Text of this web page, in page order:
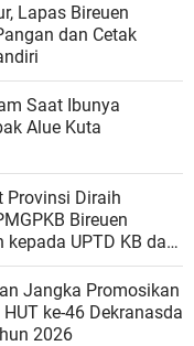
Lapas Bireuen
dan Cetak
Saat Ibunya
Alue Kuta
Provinsi Diraih
Bireuen
kepada UPTD KB dan
Jangka Promosikan
ke-46 Dekranasda
2026